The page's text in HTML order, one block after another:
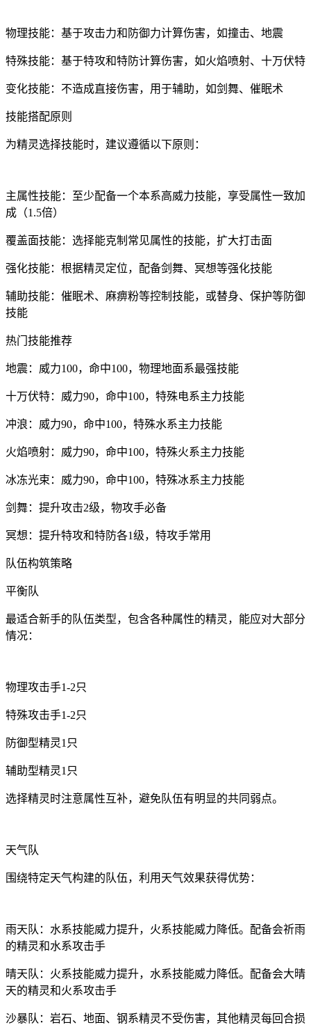
物理技能：基于攻击力和防御力计算伤害，如撞击、地震
特殊技能：基于特攻和特防计算伤害，如火焰喷射、十万伏特
变化技能：不造成直接伤害，用于辅助，如剑舞、催眠术
技能搭配原则
为精灵选择技能时，建议遵循以下原则：
主属性技能：至少配备一个本系高威力技能，享受属性一致加
成（1.5倍）
覆盖面技能：选择能克制常见属性的技能，扩大打击面
强化技能：根据精灵定位，配备剑舞、冥想等强化技能
辅助技能：催眠术、麻痹粉等控制技能，或替身、保护等防御
技能
热门技能推荐
地震：威力100，命中100，物理地面系最强技能
十万伏特：威力90，命中100，特殊电系主力技能
冲浪：威力90，命中100，特殊水系主力技能
火焰喷射：威力90，命中100，特殊火系主力技能
冰冻光束：威力90，命中100，特殊冰系主力技能
剑舞：提升攻击2级，物攻手必备
冥想：提升特攻和特防各1级，特攻手常用
队伍构筑策略
平衡队
最适合新手的队伍类型，包含各种属性的精灵，能应对大部分
情况：
物理攻击手1-2只
特殊攻击手1-2只
防御型精灵1只
辅助型精灵1只
选择精灵时注意属性互补，避免队伍有明显的共同弱点。
天气队
围绕特定天气构建的队伍，利用天气效果获得优势：
雨天队：水系技能威力提升，火系技能威力降低。配备会祈雨
的精灵和水系攻击手
晴天队：火系技能威力提升，水系技能威力降低。配备会大晴
天的精灵和火系攻击手
沙暴队：岩石、地面、钢系精灵不受伤害，其他精灵每回合损